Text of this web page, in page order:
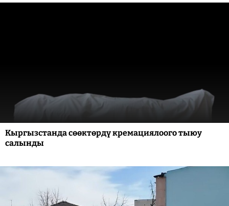
Кыргызстанда сөөктөрдү кремациялоого тыюу
салынды